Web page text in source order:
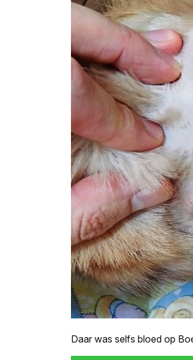
Daar was selfs bloed op